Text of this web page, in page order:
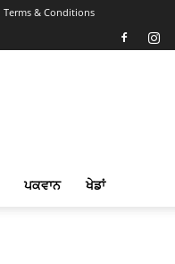
Terms & Conditions
ਪਕਵਾਨ ਖੇਡਾਂ